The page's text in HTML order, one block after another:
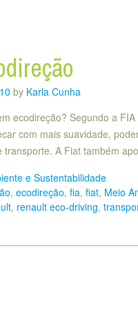
by Karla Cunha
ecodireção? Segundo a
com mais suavidade,
transporte. A Fiat também
e Sustentabilidade
, ecodireção, fia, fiat, Meio
, renault eco-driving,